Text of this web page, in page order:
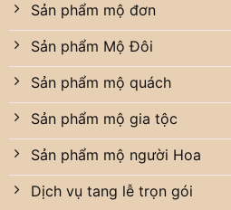
Sản phẩm mộ đơn
Sản phẩm Mộ Đôi
Sản phẩm mộ quách
Sản phẩm mộ gia tộc
Sản phẩm mộ người Hoa
Dịch vụ tang lễ trọn gói